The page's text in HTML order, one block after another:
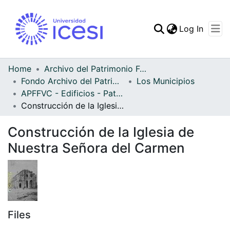
Statistics
Log In
Home
Archivo del Patrimonio Fotográfico y Fílmico del Valle del Cauca
Fondo Archivo del Patrimonio Fotográfico y Fílmico del Valle del Cauca
Los Municipios
APFFVC - Edificios - Patrimonial
Construcción de la Iglesia de Nuestra Señora del Carmen
Construcción de la Iglesia de
Nuestra Señora del Carmen
Files